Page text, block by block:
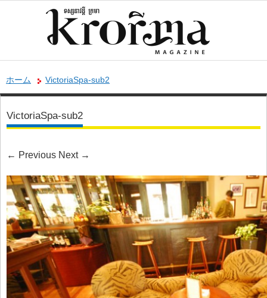
ホーム VictoriaSpa-sub2
VictoriaSpa-sub2
← Previous Next →